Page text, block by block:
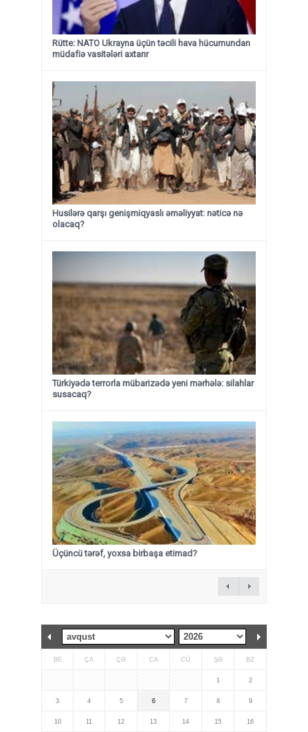
Rütte: NATO Ukrayna üçün təcili hava hücumundan
müdafiə vasitələri axtarır
Husilərə qarşı genişmiqyaslı əməliyyat: nəticə nə
olacaq?
Türkiyədə terrorla mübarizədə yeni mərhələ: silahlar
susacaq?
Üçüncü tərəf, yoxsa birbaşa etimad?
BE ÇA ÇƏ CA CÜ ŞƏ BZ
1 2
3 4 5 6 7 8 9
10 11 12 13 14 15 16